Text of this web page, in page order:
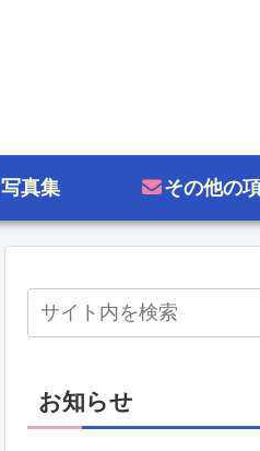
写真集 その他の
お知らせ